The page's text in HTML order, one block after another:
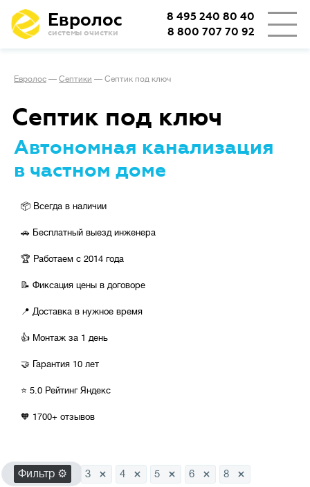
Евролос
системы очистки
8 495 240 80 40
8 800 707 70 92
Евролос — Септики — Септик под ключ
Септик под ключ
Автономная канализация
в частном доме
📦 Всегда в наличии
🚗 Бесплатный выезд инженера
🏆 Работаем с 2014 года
📝 Фиксация цены в договоре
📍 Доставка в нужное время
👍 Монтаж за 1 день
🤝 Гарантия 10 лет
⭐ 5.0 Рейтинг Яндекс
🧡 1700+ отзывов
Фильтр ⚙ 3 4 5 6
8
15
20 25 30
🏡 Тип проживания
Сезонное
🦠 Очистка сточных вод
2400
3000 4000 5000 6000